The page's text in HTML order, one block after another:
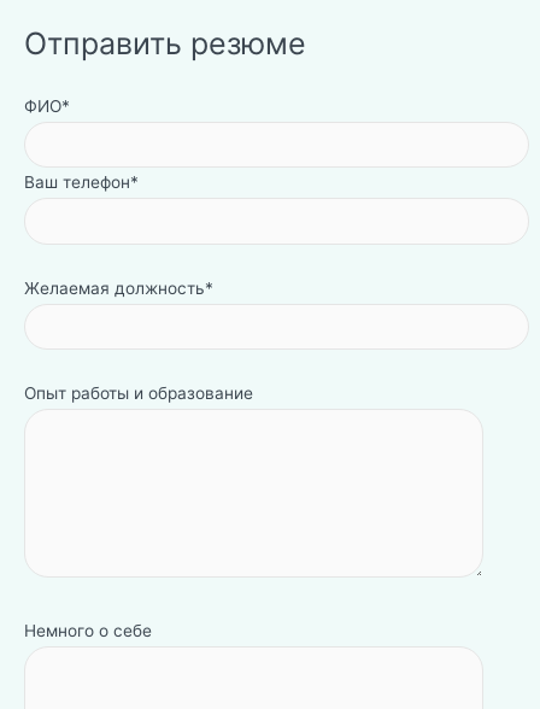
Отправить резюме
ФИО*
Ваш телефон*
Желаемая должность*
Опыт работы и образование
Немного о себе